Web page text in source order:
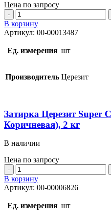
Цена по запросу
Количество
товара
Затирка
Церезит
Super
CE
№46
(Карамель),
В корзину
Артикул: 00-00013487
Ед. измерения шт
Производитель Церезит
Затирка Церезит Super
Коричневая), 2 кг
В наличии
Цена по запросу
Количество
товара
Затирка
Церезит
Super
CE
В корзину
Артикул: 00-00006826
Ед. измерения шт